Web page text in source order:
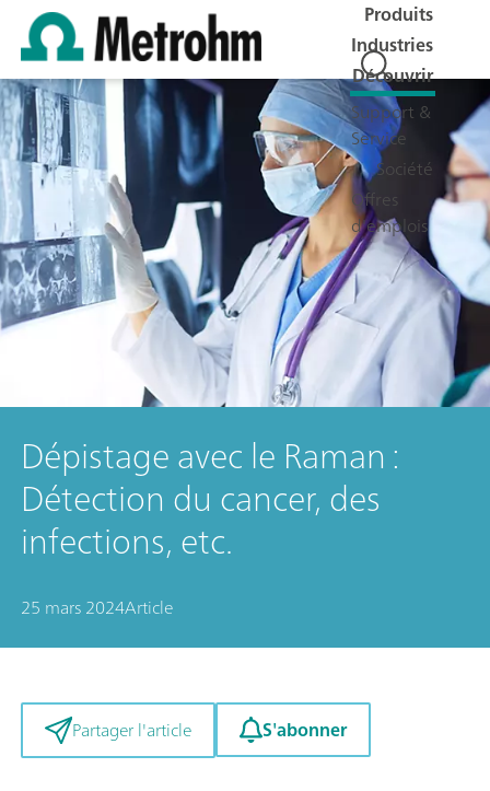
Produits
Industries
Découvrir
Support &
Service
Société
Offres
d'emplois
Dépistage avec le Raman :
Détection du cancer, des
infections, etc.
25 mars 2024Article
Partager l'article S'abonner